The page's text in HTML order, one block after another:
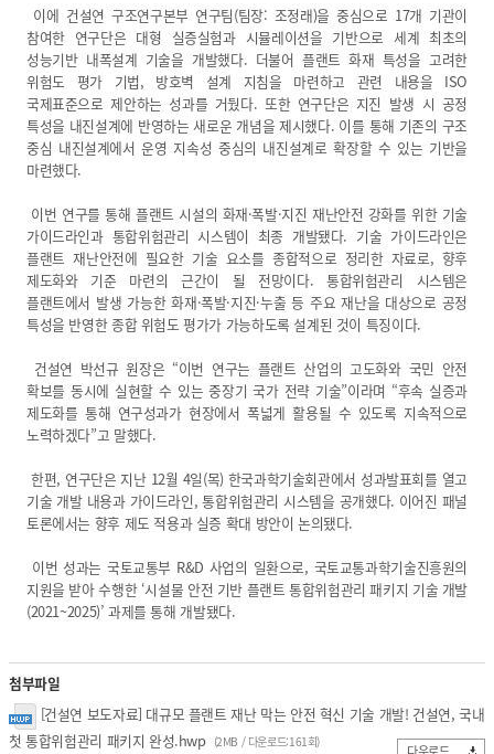
수의계약 현황
부패징계현황
윤리위반신고센터
이에 건설연 구조연구본부 연구팀(팀장: 조정래)을 중심으로 17개 기관이
참여한 연구단은 대형 실증실험과 시뮬레이션을 기반으로 세계 최초의
성능기반 내폭설계 기술을 개발했다. 더불어 플랜트 화재 특성을 고려한
위험도 평가 기법, 방호벽 설계 지침을 마련하고 관련 내용을 ISO
국제표준으로 제안하는 성과를 거뒀다. 또한 연구단은 지진 발생 시 공정
특성을 내진설계에 반영하는 새로운 개념을 제시했다. 이를 통해 기존의 구조
중심 내진설계에서 운영 지속성 중심의 내진설계로 확장할 수 있는 기반을
마련했다.
이번 연구를 통해 플랜트 시설의 화재·폭발·지진 재난안전 강화를 위한 기술
가이드라인과 통합위험관리 시스템이 최종 개발됐다. 기술 가이드라인은
플랜트 재난안전에 필요한 기술 요소를 종합적으로 정리한 자료로, 향후
제도화와 기준 마련의 근간이 될 전망이다. 통합위험관리 시스템은
플랜트에서 발생 가능한 화재·폭발·지진·누출 등 주요 재난을 대상으로 공정
특성을 반영한 종합 위험도 평가가 가능하도록 설계된 것이 특징이다.
건설연 박선규 원장은 “이번 연구는 플랜트 산업의 고도화와 국민 안전
확보를 동시에 실현할 수 있는 중장기 국가 전략 기술”이라며 “후속 실증과
제도화를 통해 연구성과가 현장에서 폭넓게 활용될 수 있도록 지속적으로
노력하겠다”고 말했다.
한편, 연구단은 지난 12월 4일(목) 한국과학기술회관에서 성과발표회를 열고
기술 개발 내용과 가이드라인, 통합위험관리 시스템을 공개했다. 이어진 패널
토론에서는 향후 제도 적용과 실증 확대 방안이 논의됐다.
이번 성과는 국토교통부 R&D 사업의 일환으로, 국토교통과학기술진흥원의
지원을 받아 수행한 ‘시설물 안전 기반 플랜트 통합위험관리 패키지 기술 개발
(2021~2025)’ 과제를 통해 개발됐다.
첨부파일
[건설연 보도자료] 대규모 플랜트 재난 막는 안전 혁신 기술 개발! 건설연, 국내
첫 통합위험관리 패키지 완성.hwp (2MB / 다운로드:161회)